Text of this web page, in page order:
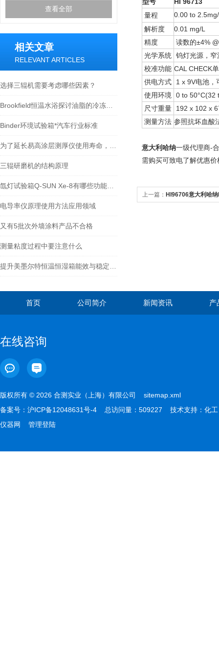
查看全部
相关文章
RELEVANT ARTICLES
选择三辊机需要考虑哪些因素？
Binder环境试验箱*汽车行业标准
三辊研磨机的结构原理
电导率仪原理使用方法应用领域
又有5批次外墙涂料产品不合格
测量粘度过程中要注意什么
量程
0.00 to
解析度
0.01 mg/L
精度
读数的±4%
光学系统 钨灯光源，
校准功能 CAL CHECK
供电方式
1 x 9V电池，
使用环境
0 to 50°C(32
尺寸重量
192 x 102 x
测量方法 参照抗坏血酸
意大利哈纳一级代理商-
需购买可致电了解优惠价
上一篇： HI96706意大利哈
首页 公司简介 新闻资讯 产
在线咨询
版权所有 © 2026 合测实业（上海）有限公司 sitemap.xml
备案号： 沪ICP备12048631号-4 总访问量：509227 技术支持： 化工
仪器网
管理登陆